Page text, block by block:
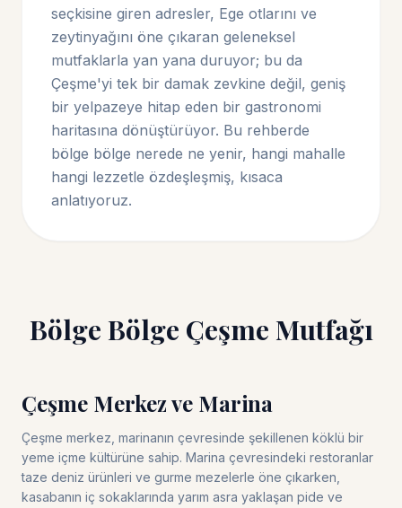
seçkisine giren adresler, Ege otlarını ve
zeytinyağını öne çıkaran geleneksel
mutfaklarla yan yana duruyor; bu da
Çeşme'yi tek bir damak zevkine değil, geniş
bir yelpazeye hitap eden bir gastronomi
haritasına dönüştürüyor. Bu rehberde
bölge bölge nerede ne yenir, hangi mahalle
hangi lezzetle özdeşleşmiş, kısaca
anlatıyoruz.
Bölge Bölge Çeşme Mutfağı
Çeşme Merkez ve Marina
Çeşme merkez, marinanın çevresinde şekillenen köklü bir
yeme içme kültürüne sahip. Marina çevresindeki restoranlar
taze deniz ürünleri ve gurme mezelerle öne çıkarken,
kasabanın iç sokaklarında yarım asra yaklaşan pide ve